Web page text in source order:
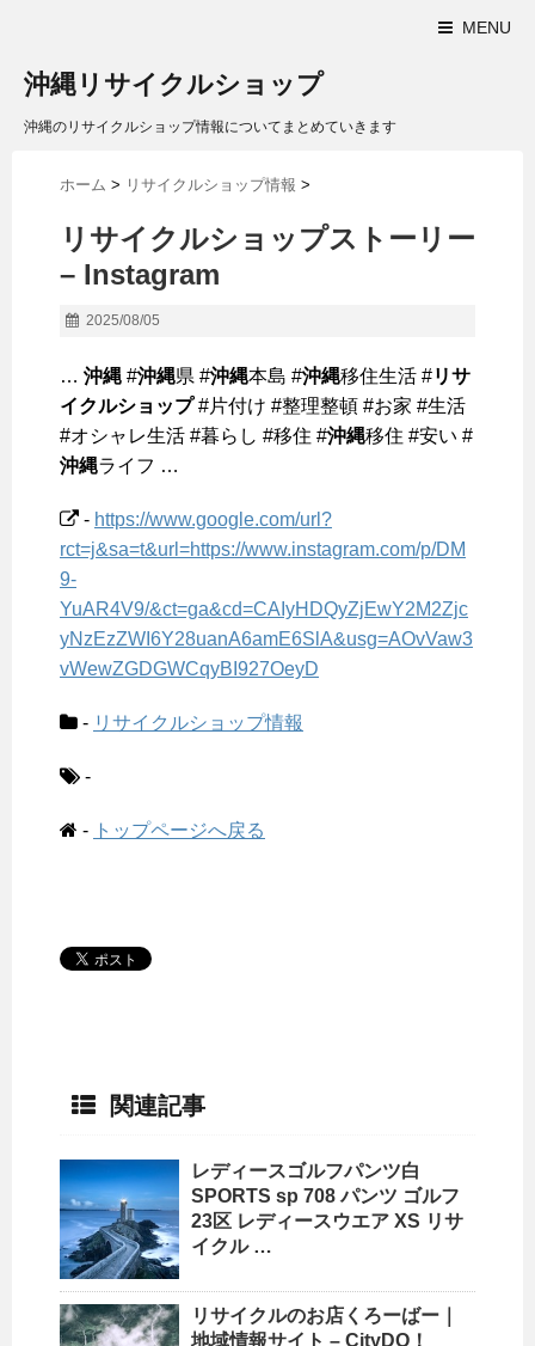
MENU
沖縄リサイクルショップ
沖縄のリサイクルショップ情報についてまとめていきます
ホーム > リサイクルショップ情報 >
リサイクルショップストーリー
– Instagram
2025/08/05
… 沖縄 #沖縄県 #沖縄本島 #沖縄移住生活 #リサ
イクルショップ#片付け #整理整頓 #お家 #生活
#オシャレ生活 #暮らし #移住 #沖縄移住 #安い #
沖縄ライフ …
- https://www.google.com/url?
rct=j&sa=t&url=https://www.instagram.com/p/DM
9-
YuAR4V9/&ct=ga&cd=CAIyHDQyZjEwY2M2Zjc
yNzEzZWI6Y28uanA6amE6SlA&usg=AOvVaw3
vWewZGDGWCqyBI927OeyD
- リサイクルショップ情報
-
- トップページへ戻る
関連記事
レディースゴルフパンツ白
SPORTS sp 708 パンツ ゴルフ
23区 レディースウエア XS リサ
イクル…
リサイクルのお店くろーばー｜
地域情報サイト – CityDO！